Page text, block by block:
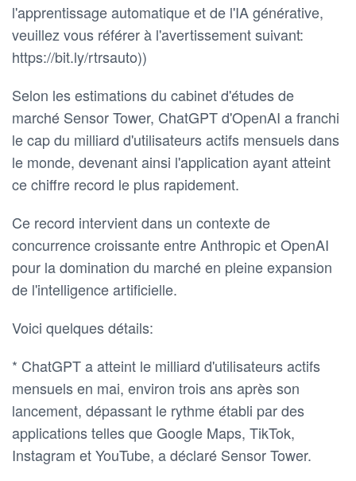
l'apprentissage automatique et de l'IA générative,
veuillez vous référer à l'avertissement suivant:
https://bit.ly/rtrsauto))
Selon les estimations du cabinet d'études de
marché Sensor Tower, ChatGPT d'OpenAI a franchi
le cap du milliard d'utilisateurs actifs mensuels dans
le monde, devenant ainsi l'application ayant atteint
ce chiffre record le plus rapidement.
Ce record intervient dans un contexte de
concurrence croissante entre Anthropic et OpenAI
pour la domination du marché en pleine expansion
de l'intelligence artificielle.
Voici quelques détails:
* ChatGPT a atteint le milliard d'utilisateurs actifs
mensuels en mai, environ trois ans après son
lancement, dépassant le rythme établi par des
applications telles que Google Maps, TikTok,
Instagram et YouTube, a déclaré Sensor Tower.